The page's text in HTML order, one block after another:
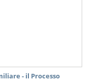
- il Processo